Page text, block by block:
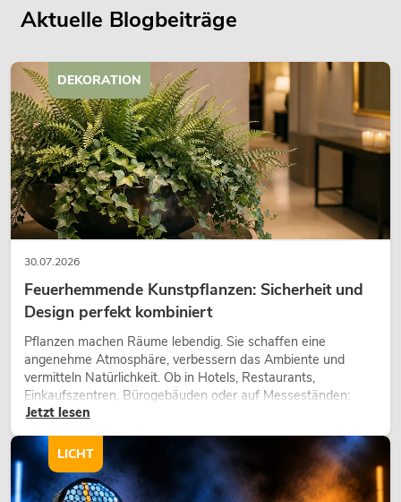
Aktuelle Blogbeiträge
30.07.2026
Feuerhemmende Kunstpflanzen: Sicherheit und
Design perfekt kombiniert
Pflanzen machen Räume lebendig. Sie schaffen eine
angenehme Atmosphäre, verbessern das Ambiente und
vermitteln Natürlichkeit. Ob in Hotels, Restaurants,
Einkaufszentren, Bürogebäuden oder auf Messeständen:
eine hochwertige Begrünung gehört heute längst zum
Jetzt lesen
DEKORATION
LICHT